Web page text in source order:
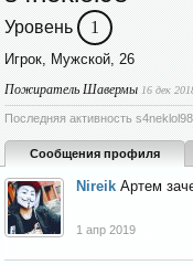
Уровень 1
Игрок, Мужской, 26
Пожиратель Шавермы 16 дек
Последняя активность
Сообщения профиля
Nireik Артем
1 апр 2019